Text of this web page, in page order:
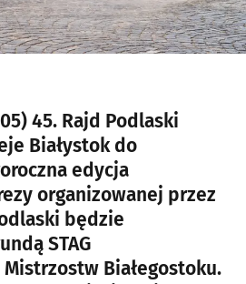
45. Rajd Podlaski
Białystok do
edycja
organizowanej przez
będzie
STAG
Białegostoku.